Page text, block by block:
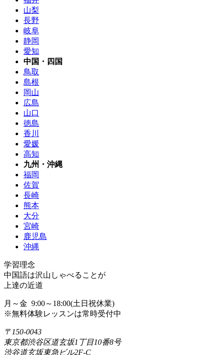
山梨
長野
岐阜
静岡
愛知
中国・四国
鳥取
島根
岡山
広島
山口
徳島
香川
愛媛
高知
九州・沖縄
福岡
佐賀
長崎
熊本
大分
宮崎
鹿児島
沖縄
学習理念
中国語は沢山しゃべることが
上達の近道
月～金 9:00～18:00(土日祝休業)
※無料体験レッスンは常時受付中
〒150-0043
東京都渋谷区道玄坂1丁目10番8号
渋谷道玄坂東急ビル2F-C